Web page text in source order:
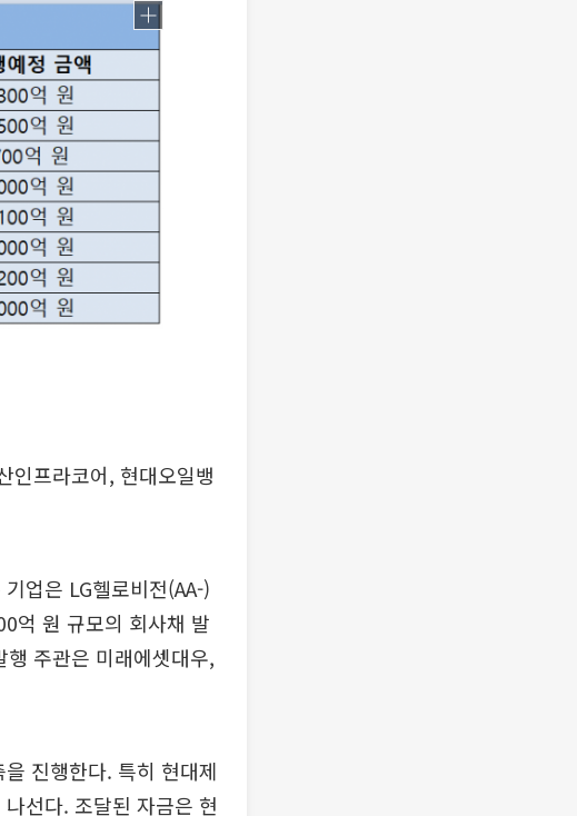
인프라코어, 현대오일뱅
업은 LG헬로비전(AA-)
억 원 규모의 회사채 발
주관은 미래에셋대우,
진행한다. 특히 현대제
선다. 조달된 자금은 현